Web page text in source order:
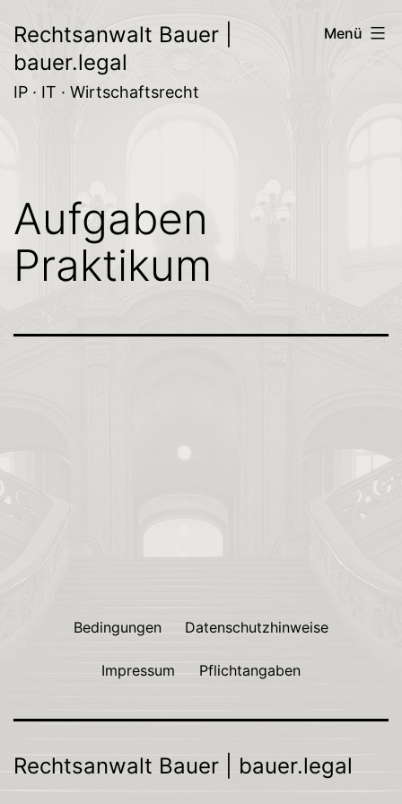
Inhalt
springen
Rechtsanwalt Bauer |
bauer.legal
IP · IT · Wirtschaftsrecht
Menü
Aufgaben
Praktikum
Bedingungen Datenschutzhinweise
Impressum Pflichtangaben
Rechtsanwalt Bauer | bauer.legal